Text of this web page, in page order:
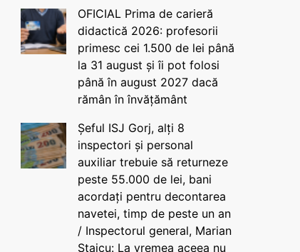
OFICIAL Prima de carieră
didactică 2026: profesorii
primesc cei 1.500 de lei până
la 31 august și îi pot folosi
până în august 2027 dacă
rămân în învățământ
Șeful ISJ Gorj, alți 8
inspectori și personal
auxiliar trebuie să returneze
peste 55.000 de lei, bani
acordați pentru decontarea
navetei, timp de peste un an
/ Inspectorul general, Marian
Staicu: La vremea aceea nu